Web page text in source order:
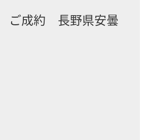
ご成約 長野県安曇